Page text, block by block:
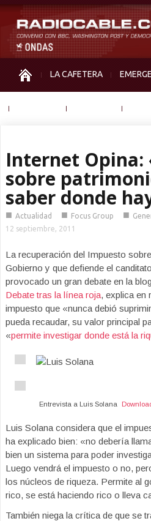
LA CAFETERA
Internet Opina:
sobre
saber donde
■ Actualidad ■ Focus Group ■
12 septiembre, 2011
La recuperación del Impuesto
Gobierno y que defiende el
provocado un gran debate en la
Debate tras la línea roja, explica en
impuesto que «nunca debió
pueda recaudar, su valor principal
«permite investigar donde está la
Entrevista a Luis Solana
Luis Solana considera que el
ha explicado bien: «no debería
bien un sistema para poder
Luego vendrá el impuesto o no,
los núcleos de riqueza. Permite al
rico, se está haciendo rico o lleva
También niega la crítica de que se